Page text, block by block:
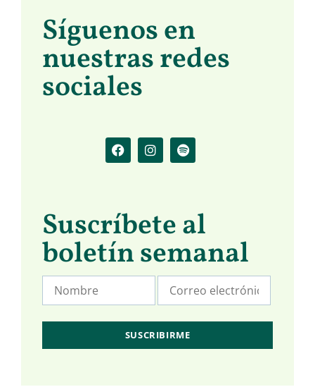
Síguenos en
nuestras redes
sociales
Suscríbete al
boletín semanal